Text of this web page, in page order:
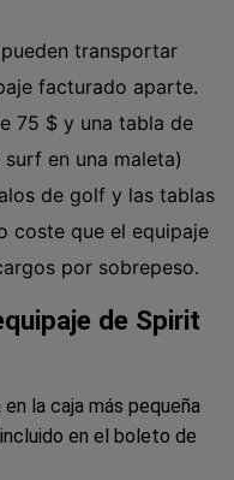
transportar
facturado aparte.
75 $ y una tabla de
en una maleta)
de golf y las tablas
coste que el equipaje
por sobrepeso.
de Spirit
la caja más pequeña
en el boleto de